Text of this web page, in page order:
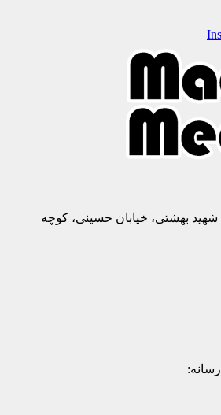
شهید بهشتی، خیابان حسینی، کوچه